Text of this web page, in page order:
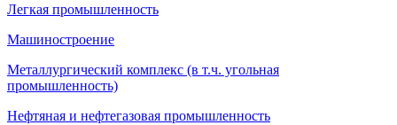
Легкая промышленность
Машиностроение
Металлургический комплекс (в т.ч. угольная
промышленность)
Нефтяная и нефтегазовая промышленность